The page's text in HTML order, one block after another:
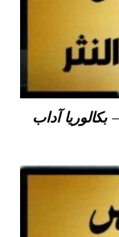
آداب